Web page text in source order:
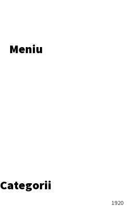
Meniu
Categorii
1920